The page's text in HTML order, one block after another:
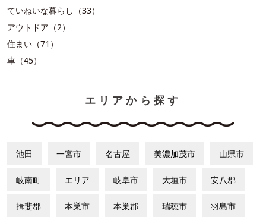
ていねいな暮らし（33）
アウトドア（2）
住まい（71）
車（45）
エリアから探す
池田 一宮市 名古屋 美濃加茂市 山県市
岐南町 エリア 岐阜市 大垣市 安八郡
揖斐郡 本巣市 本巣郡 瑞穂市 羽島市